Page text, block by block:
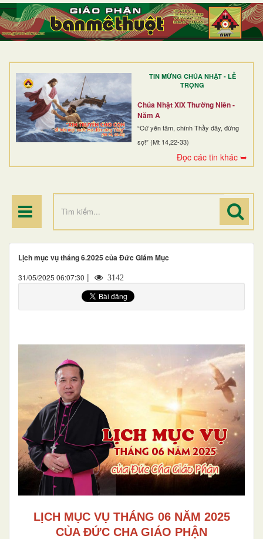
TIN MỪNG CHÚA NHẬT - LỄ
TRỌNG
Chúa Nhật XIX Thường Niên -
Năm A
“Cứ yên tâm, chính Thầy đây, đừng
sợ!” (Mt 14,22-33)
Đọc các tin khác ➥
TRANG NHẤT
GIỚI THIỆU
DÒNG TU
BAN MỤC VỤ
ĐOÀN THỂ CG
Lịch mục vụ tháng 6.2025 của Đức Giám Mục
31/05/2025 06:07:30 | 3142
LỊCH MỤC VỤ THÁNG 06 NĂM 2025
CỦA ĐỨC CHA GIÁO PHẬN